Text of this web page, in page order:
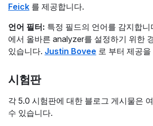
Feick 를 제공합니다.
언어 필터: 특정 필드의 언어를 감지합
에서 올바른 analyzer를 설정하기 위한
있습니다. Justin Bovee 로 부터 제공
시험판
각 5.0 시험판에 대한 블로그 게시물은
수 있습니다.